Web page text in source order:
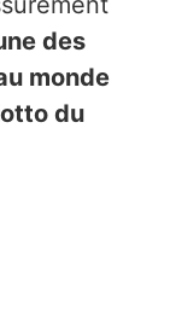
des
monde
du